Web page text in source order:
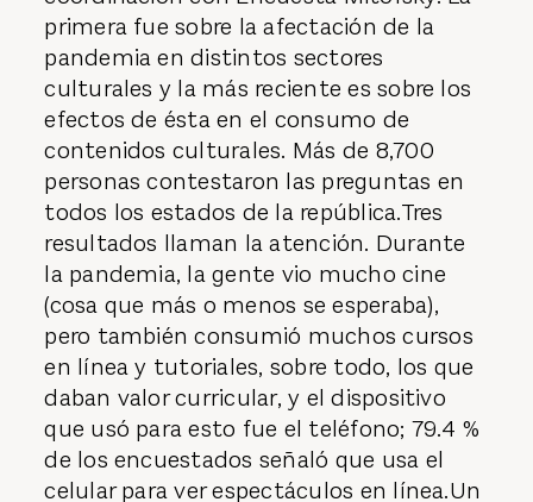
primera fue sobre la afectación de la
pandemia en distintos sectores
culturales y la más reciente es sobre los
efectos de ésta en el consumo de
contenidos culturales. Más de 8,700
personas contestaron las preguntas en
todos los estados de la república.Tres
resultados llaman la atención. Durante
la pandemia, la gente vio mucho cine
(cosa que más o menos se esperaba),
pero también consumió muchos cursos
en línea y tutoriales, sobre todo, los que
daban valor curricular, y el dispositivo
que usó para esto fue el teléfono; 79.4 %
de los encuestados señaló que usa el
celular para ver espectáculos en línea.Un